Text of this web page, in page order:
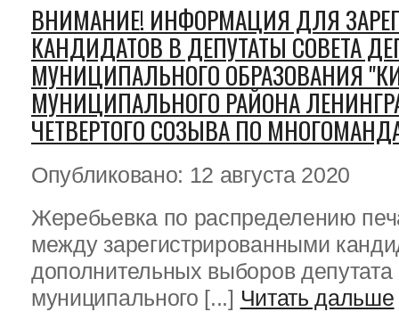
ВНИМАНИЕ! ИНФОРМАЦИЯ ДЛЯ
КАНДИДАТОВ В ДЕПУТАТЫ СОВЕТА
МУНИЦИПАЛЬНОГО ОБРАЗОВАНИЯ
МУНИЦИПАЛЬНОГО РАЙОНА
ЧЕТВЕРТОГО СОЗЫВА ПО
Опубликовано: 12 августа 2020
Жеребьевка по распределению
между зарегистрированными
дополнительных выборов депутата
муниципального [...] Читать дальше